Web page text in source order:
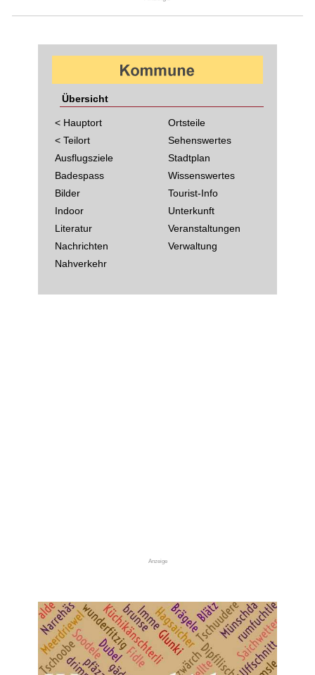
Übersicht
< Hauptort
< Teilort
Ausflugsziele
Badespass
Bilder
Indoor
Literatur
Nachrichten
Nahverkehr
Ortsteile
Sehenswertes
Stadtplan
Wissenswertes
Tourist-Info
Unterkunft
Veranstaltungen
Verwaltung
Anzeige